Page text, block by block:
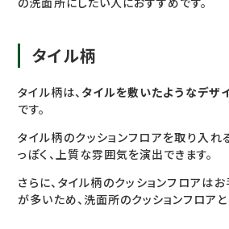
タイル柄
タイル柄は、 タイルを敷いたようなデザ
です。
タイル柄のクッションフロアを取り入れ
っぽく、上質な雰囲気を演出できます。
さらに、タイル柄のクッションフロアは
が多いため、洗面所のクッションフロアと